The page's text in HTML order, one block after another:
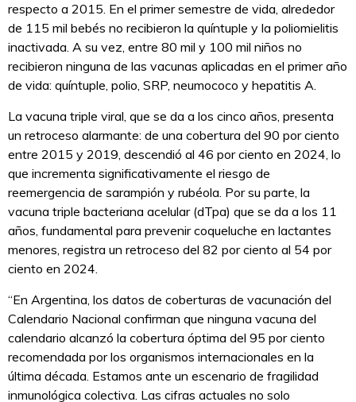
respecto a 2015. En el primer semestre de vida, alrededor
de 115 mil bebés no recibieron la quíntuple y la poliomielitis
inactivada. A su vez, entre 80 mil y 100 mil niños no
recibieron ninguna de las vacunas aplicadas en el primer año
de vida: quíntuple, polio, SRP, neumococo y hepatitis A.
La vacuna triple viral, que se da a los cinco años, presenta
un retroceso alarmante: de una cobertura del 90 por ciento
entre 2015 y 2019, descendió al 46 por ciento en 2024, lo
que incrementa significativamente el riesgo de
reemergencia de sarampión y rubéola. Por su parte, la
vacuna triple bacteriana acelular (dTpa) que se da a los 11
años, fundamental para prevenir coqueluche en lactantes
menores, registra un retroceso del 82 por ciento al 54 por
ciento en 2024.
“En Argentina, los datos de coberturas de vacunación del
Calendario Nacional confirman que ninguna vacuna del
calendario alcanzó la cobertura óptima del 95 por ciento
recomendada por los organismos internacionales en la
última década. Estamos ante un escenario de fragilidad
inmunológica colectiva. Las cifras actuales no solo